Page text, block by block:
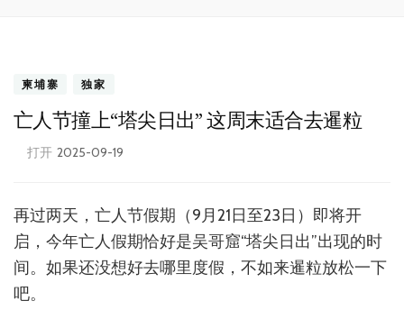
柬埔寨 独家
亡人节撞上“塔尖日出” 这周末适合去暹粒
打开 2025-09-19
再过两天，亡人节假期（9月21日至23日）即将开
启，今年亡人假期恰好是吴哥窟“塔尖日出”出现的时
间。如果还没想好去哪里度假，不如来暹粒放松一下
吧。